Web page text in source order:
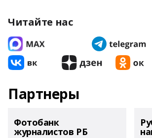
Читайте нас
Партнеры
Фотобанк
журналистов РБ